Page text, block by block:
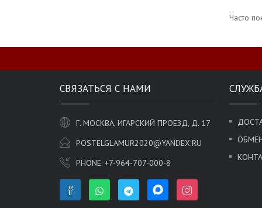
Часто
СВЯЗАТЬСЯ С НАМИ
Г. МОСКВА, ИГАРСКИЙ ПРОЕЗД, Д. 17
POSTELGLAMUR2020@YANDEX.RU
PHONE: +7-964-707-000-8